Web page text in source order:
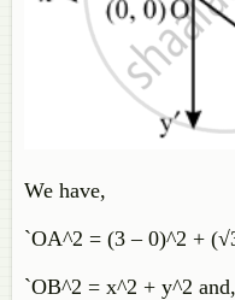
We have,
`OA^2 = (3 – 0)^2 +
`OB^2 = x^2 + y^2